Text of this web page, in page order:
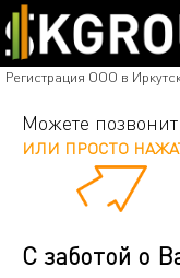
Регистрация ООО в
Можете
ИЛИ ПРОСТО
С заботой о